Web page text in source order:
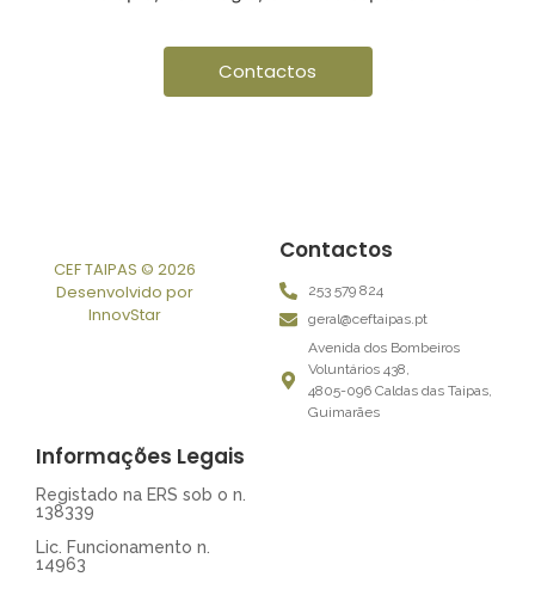
Contactos
CEF TAIPAS © 2026
Desenvolvido por
InnovStar
Contactos
253 579 824
geral@ceftaipas.pt
Avenida dos Bombeiros
Voluntários 438,
4805-096 Caldas das Taipas,
Guimarães
Informações Legais
Registado na ERS sob o n.
138339
Lic. Funcionamento n.
14963